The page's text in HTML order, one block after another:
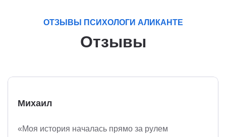
ОТЗЫВЫ ПСИХОЛОГИ АЛИКАНТЕ
Отзывы
Михаил
«Моя история началась прямо за рулем